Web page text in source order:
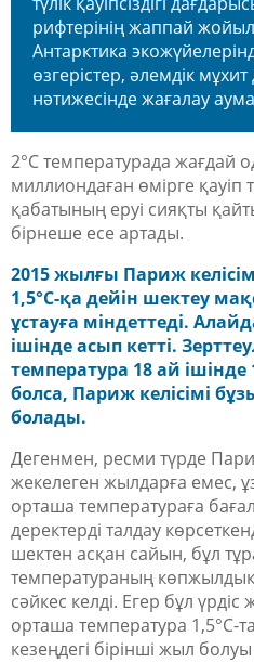
рифтерінің жаппай
Антарктика
өзгерістер, әлемдік мұхит
нәтижесінде жағалау
2°C температурада жағдай
миллиондаған өмірге қауіп
қабатының еруі сияқты
бірнеше есе артады.
2015 жылғы Париж
1,5°C-қа дейін шектеу
ұстауға міндеттеді.
ішінде асып кетті.
температура 18 ай ішінде
болса, Париж келісімі
болады.
Дегенмен, ресми түрде
жекелеген жылдарға емес,
орташа температураға
деректерді талдау
шектен асқан сайын, бұл
температураның көпжылдық
сәйкес келді. Егер бұл
орташа температура 1,5°C-
кезеңдегі бірінші жыл